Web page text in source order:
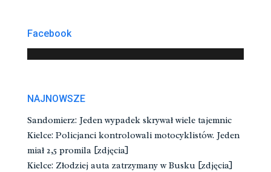
Facebook
NAJNOWSZE
Sandomierz: Jeden wypadek skrywał wiele tajemnic
Kielce: Policjanci kontrolowali motocyklistów. Jeden
miał 2,5 promila [zdjęcia]
Kielce: Złodziej auta zatrzymany w Busku [zdjęcia]